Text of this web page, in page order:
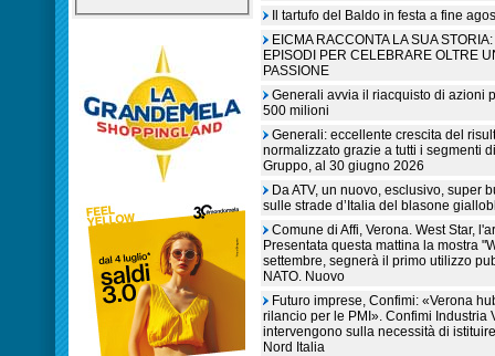
Il tartufo del Baldo in festa a fine
EICMA RACCONTA LA SUA
EPISODI PER CELEBRARE OLTRE
PASSIONE
Generali avvia il riacquisto di azioni
500 milioni
Generali: eccellente crescita del
normalizzato grazie a tutti i segmenti
Gruppo, al 30 giugno 2026
Da ATV, un nuovo, esclusivo, super
sulle strade d’Italia del blasone
Comune di Affi, Verona. West Star,
Presentata questa mattina la mostra
settembre, segnerà il primo utilizzo
NATO. Nuovo
Futuro imprese, Confimi: «Verona
rilancio per le PMI». Confimi Industria
intervengono sulla necessità di
Nord Italia